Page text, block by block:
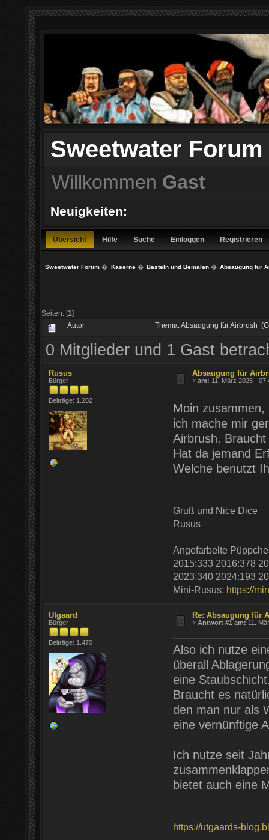
Sweetwater Forum
Willkommen Gast
Neuigkeiten:
Übersicht Hilfe Suche Einloggen Registrieren
Sweetwater Forum � Kaserne� Basteln und Bemalen� Absaugung für
Seiten: [1]
Autor Thema: Absaugung für Airbrush
0 Mitglieder und 1 Gast
Rusus
Bürger
Beiträge: 1.202
Absaugung für
«am: 11. März 2025 -
Moin zusammen,
ich mache mir
Airbrush.
Hat da jemand
Welche benutzt
Gruß und Nice Dice
Rusus
Angefarbelte
2015:333 2016:378
2023:340 2024:193
Mini-Rusus: https://
Utgaard
Bürger
Beiträge: 1.470
Re: Absaugung für
«Antwort #1 am: 11.
Also ich nutze
überall
eine
Braucht es
den man nur als
eine vernünftige
Ich nutze seit
bietet auch eine
https://utgaards-